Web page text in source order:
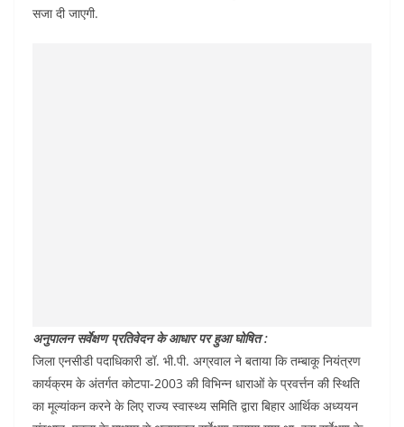
सजा दी जाएगी.
अनुपालन सर्वेक्षण प्रतिवेदन के आधार पर हुआ घोषित :
जिला एनसीडी पदाधिकारी डॉ. भी.पी. अग्रवाल ने बताया कि तम्बाकू नियंत्रण
कार्यक्रम के अंतर्गत कोटपा-2003 की विभिन्न धाराओं के प्रवर्त्तन की स्थिति
का मूल्यांकन करने के लिए राज्य स्वास्थ्य समिति द्वारा बिहार आर्थिक अध्ययन